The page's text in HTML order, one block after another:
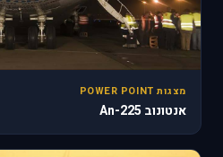
מצגות POWER POINT
אנטונוב An-225